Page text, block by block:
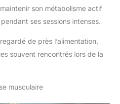
son métabolisme actif
ses sessions intenses.
de près l’alimentation,
souvent rencontrés lors de la
musculaire